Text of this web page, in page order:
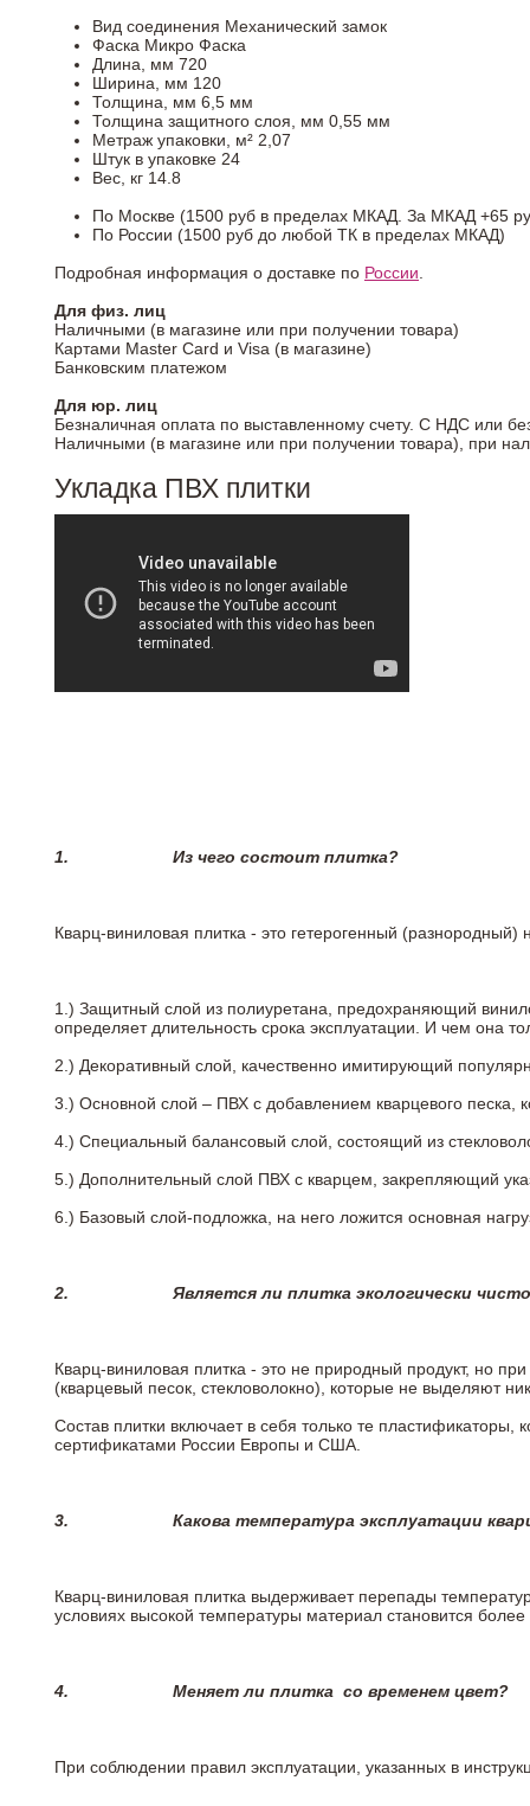
Вид соединения Механический замок
Фаска Микро Фаска
Длина, мм 720
Ширина, мм 120
Толщина, мм 6,5 мм
Толщина защитного слоя, мм 0,55 мм
Метраж упаковки, м² 2,07
Штук в упаковке 24
Вес, кг 14.8
По Москве (1500 руб в пределах МКАД. За МКАД +65
По России (1500 руб до любой ТК в пределах МКАД)
Подробная информация о доставке по России.
Для физ. лиц
Наличными (в магазине или при получении товара)
Картами Master Card и Visa (в магазине)
Банковским платежом
Для юр. лиц
Безналичная оплата по выставленному счету. С НДС или
Наличными (в магазине или при получении товара), при
Укладка ПВХ плитки
1. Из чего состоит плитка?
Кварц-виниловая плитка - это гетерогенный
1.) Защитный слой из полиуретана, предохраняющий
определяет длительность срока эксплуатации. И чем она
2.) Декоративный слой, качественно имитирующий
3.) Основной слой – ПВХ с добавлением кварцевого песка,
4.) Специальный балансовый слой, состоящий из
5.) Дополнительный слой ПВХ с кварцем, закрепляющий
6.) Базовый слой-подложка, на него ложится основная
2. Является ли плитка экологически
Кварц-виниловая плитка - это не природный продукт, но
(кварцевый песок, стекловолокно), которые не выделяют
Состав плитки включает в себя только те
сертификатами России Европы и США.
3. Какова температура эксплуатации
Кварц-виниловая плитка выдерживает перепады
условиях высокой температуры материал становится
4. Меняет ли плитка со временем цвет?
При соблюдении правил эксплуатации, указанных в